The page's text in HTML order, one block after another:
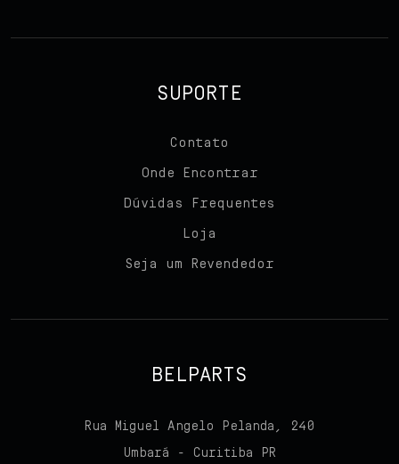
Blog
Contato
SUPORTE
Contato
Onde Encontrar
Dúvidas Frequentes
Loja
Seja um Revendedor
BELPARTS
Rua Miguel Angelo Pelanda, 240
Umbará - Curitiba PR